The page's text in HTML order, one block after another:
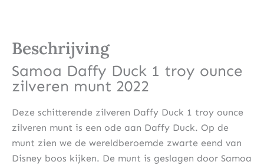
Beschrijving
Samoa Daffy Duck 1 troy ounce
zilveren munt 2022
Deze schitterende zilveren Daffy Duck 1 troy ounce
zilveren munt is een ode aan Daffy Duck. Op de
munt zien we de wereldberoemde zwarte eend van
Disney boos kijken. De munt is geslagen door Samoa